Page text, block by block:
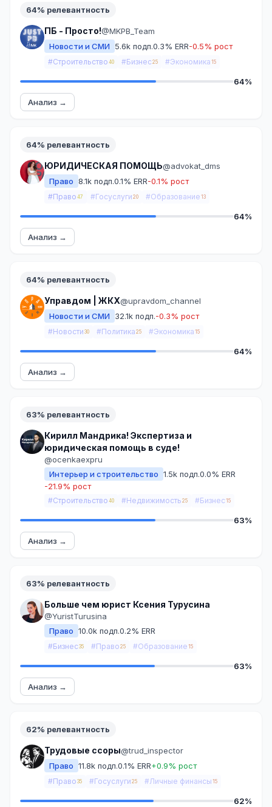
64% релевантность
ПБ - Просто!@MKPB_Team
Новости и СМИ
5.6k подп.0.3% ERR-0.5% рост
#Строительство 40 #Бизнес 25 #Экономика 15
64%
Анализ →
64% релевантность
ЮРИДИЧЕСКАЯ ПОМОЩЬ@advokat_dms
Право 8.1k подп.0.1% ERR-0.1% рост
#Право 47 #Госуслуги 20 #Образование 13
64%
Анализ →
64% релевантность
Управдом | ЖКХ@upravdom_channel
Новости и СМИ
32.1k подп.-0.3% рост
#Новости 30 #Политика 25 #Экономика 15
64%
Анализ →
63% релевантность
Кирилл Мандрика! Экспертиза и
юридическая помощь в суде!
@ocenkaexpru
Интерьер и строительство 1.5k подп.0.0% ERR
-21.9% рост
#Строительство 40 #Недвижимость 25 #Бизнес 15
63%
Анализ →
63% релевантность
Больше чем юрист Ксения Турусина
@YuristTurusina
Право 10.0k подп.0.2% ERR
#Бизнес 35 #Право 25 #Образование 15
63%
Анализ →
62% релевантность
Трудовые ссоры@trud_inspector
Право 11.8k подп.0.1% ERR+0.9% рост
#Право 35 #Госуслуги 25 #Личные финансы 15
62%